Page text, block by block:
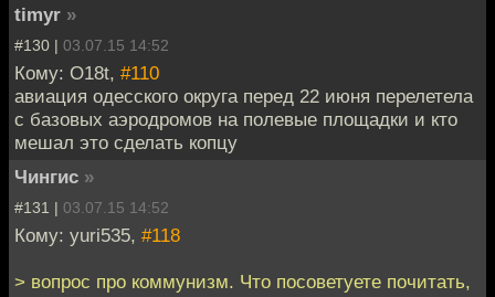
timyr »
#130 | 03.07.15 14:52
Кому: O18t, #110
авиация одесского округа перед 22 июня перелетела
с базовых аэродромов на полевые площадки и кто
мешал это сделать копцу
Чингиc »
#131 | 03.07.15 14:52
Кому: yuri535, #118
> вопрос про коммунизм. Что посоветуете почитать,